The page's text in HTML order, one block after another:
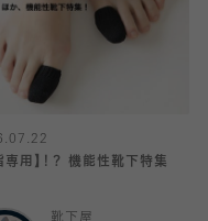
専用】！？ 機能性靴下特集